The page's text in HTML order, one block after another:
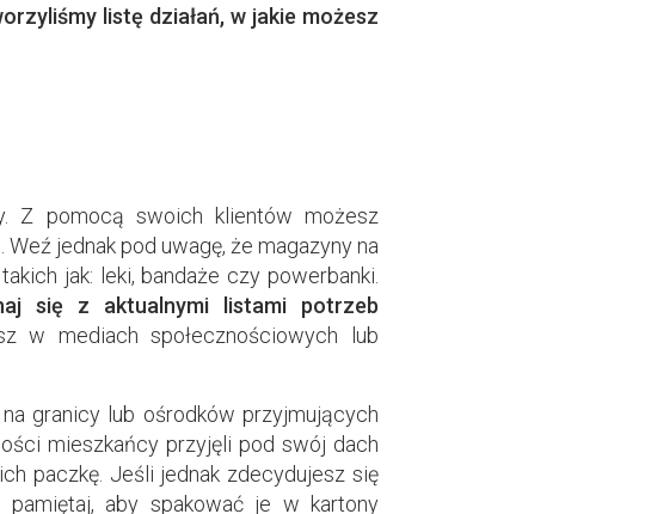
listę działań, w jakie możesz
Z pomocą swoich klientów możesz
jednak pod uwagę, że magazyny na
jak: leki, bandaże czy powerbanki.
się z aktualnymi listami potrzeb
w mediach społecznościowych lub
granicy lub ośrodków przyjmujących
mieszkańcy przyjęli pod swój dach
paczkę. Jeśli jednak zdecydujesz się
aby spakować je w kartony